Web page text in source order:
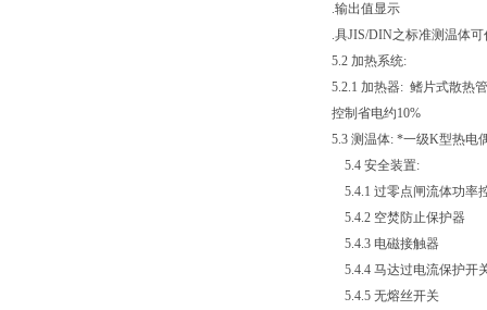
.输出值显示
.具JIS/DIN之标准测温
5.2 加热系统:
5.2.1 加热器: 鳍片式散热
控制省电约10%
5.3 测温体: *一级K型热电
5.4 安全装置:
5.4.1 过零点闸流体功率
5.4.2 空焚防止保护器
5.4.3 电磁接触器
5.4.4 马达过电流保护开
5.4.5 无熔丝开关